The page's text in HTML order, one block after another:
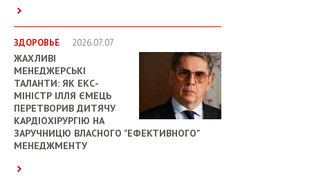
ЗДОРОВЬЕ 2026.07.07
ЖАХЛИВІ
МЕНЕДЖЕРСЬКІ
ТАЛАНТИ: ЯК ЕКС-
МІНІСТР ІЛЛЯ ЄМЕЦЬ
ПЕРЕТВОРИВ ДИТЯЧУ
КАРДІОХІРУРГІЮ НА
ЗАРУЧНИЦЮ ВЛАСНОГО "ЕФЕКТИВНОГО"
МЕНЕДЖМЕНТУ